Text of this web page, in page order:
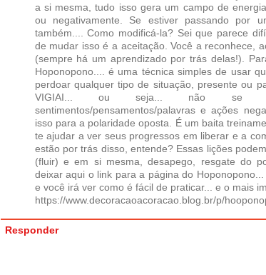
a si mesma, tudo isso gera um campo de
ou negativamente. Se estiver passando por
também.... Como modificá-la? Sei que parece
de mudar isso é a aceitação. Você a reconhece,
(sempre há um aprendizado por trás delas!).
Hoponopono.... é uma técnica simples de usar
perdoar qualquer tipo de situação, presente ou
VIGIAI... ou seja... não se
sentimentos/pensamentos/palavras e ações
isso para a polaridade oposta. É um baita
te ajudar a ver seus progressos em liberar e a
estão por trás disso, entende? Essas lições
(fluir) e em si mesma, desapego, resgate do
deixar aqui o link para a página do
e você irá ver como é fácil de praticar... e o mais
https://www.decoracaoacoracao.blog.br/p/
Responder